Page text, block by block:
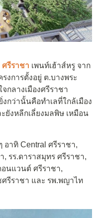
รีราชา เพนท์เฮ้าส์หรู จาก
รงการตั้งอยู่ ต.บางพระ
กลางเมืองศรีราชา
กว่านั้นคือทำเลที่ใกล้เมือง
ยังหลีกเลี่ยงมลพิษ เหมือน
าทิ Central ศรีราชา,
, รร.ดาราสมุทร ศรีราชา,
นแวนต์ ศรีราชา,
ศรีราชา และ รพ.พญาไท